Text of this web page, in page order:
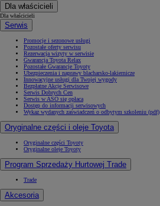
Dla właścicieli
Dla właścicieli
Serwis
Promocje i sezonowe usługi
Pozostałe oferty serwisu
Rezerwacja wizyty w serwisie
Gwarancja Toyota Relax
Pozostałe Gwarancje Toyoty
Ubezpieczenia i naprawy blacharsko-lakiernicze
Innowacyjne usługi dla Twojej wygody
Bezpłatne Akcje Serwisowe
Serwis Dobrych Cen
Serwis w ASO się opłaca
Dostęp do informacji serwisowych
Wykaz wydanych zaświadczeń o odbytym szkoleniu (pdf)
Oryginalne części i oleje Toyota
Oryginalne części Toyoty
Oryginalne oleje Toyoty
Program Sprzedaży Hurtowej Trade
Trade
Akcesoria